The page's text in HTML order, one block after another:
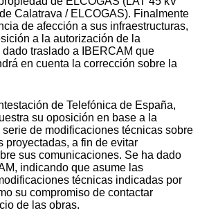
Calatrava / ELCOGAS). Finalmente
de afección a sus infraestructuras,
a la autorización de la
traslado a IBERCAM que
en cuenta la corrección sobre la
de Telefónica de España,
su oposición en base a la
de modificaciones técnicas sobre
proyectadas, a fin de evitar
sus comunicaciones. Se ha dado
indicando que asume las
técnicas indicadas por
su compromiso de contactar
de las obras.